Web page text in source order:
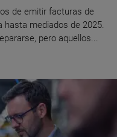
de emitir facturas de
mediados de 2025.
pero aquellos...